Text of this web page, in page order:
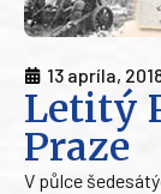
13 apríla,
Letitý
Praze
V půlce